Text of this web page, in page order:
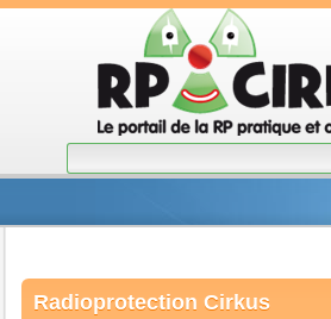
Radioprotection Cirkus